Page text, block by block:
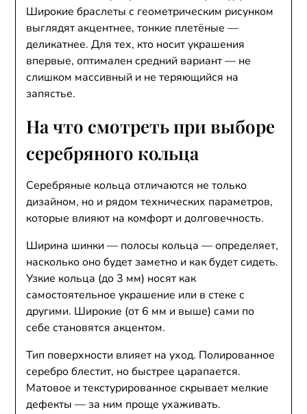
Широкие браслеты с геометрическим рисунком
выглядят акцентнее, тонкие плетёные —
деликатнее. Для тех, кто носит украшения
впервые, оптимален средний вариант — не
слишком массивный и не теряющийся на
запястье.
На что смотреть при выборе
серебряного кольца
Серебряные кольца отличаются не только
дизайном, но и рядом технических параметров,
которые влияют на комфорт и долговечность.
Ширина шинки — полосы кольца — определяет,
насколько оно будет заметно и как будет сидеть.
Узкие кольца (до 3 мм) носят как
самостоятельное украшение или в стеке с
другими. Широкие (от 6 мм и выше) сами по
себе становятся акцентом.
Тип поверхности влияет на уход. Полированное
серебро блестит, но быстрее царапается.
Матовое и текстурированное скрывает мелкие
дефекты — за ним проще ухаживать.